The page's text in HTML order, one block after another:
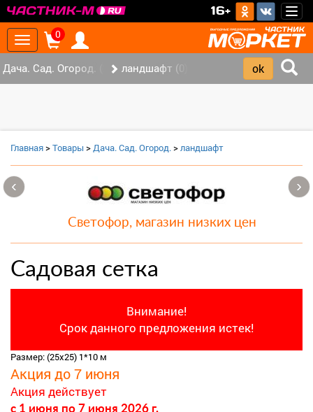
16+
Toggle
navigation
0
Дача. Сад. Огород. (2) ландшафт (0)
Главная>Товары >Дача. Сад. Огород.>ландшафт
Светофор, магазин низких цен
Садовая сетка
Внимание!
Срок данного предложения истек!
Размер: (25х25) 1*10 м
Акция до 7 июня
Акция действует
c 1 июня по 7 июня 2026 г.
‹ ›